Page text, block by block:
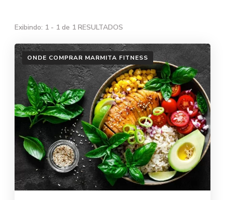
Exibindo: 1 - 1 de 1 RESULTADOS
ONDE COMPRAR MARMITA FITNESS